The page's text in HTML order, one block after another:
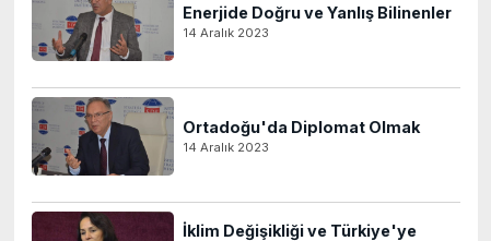
Enerjide Doğru ve Yanlış Bilinenler
14 Aralık 2023
Ortadoğu'da Diplomat Olmak
14 Aralık 2023
İklim Değişikliği ve Türkiye'ye